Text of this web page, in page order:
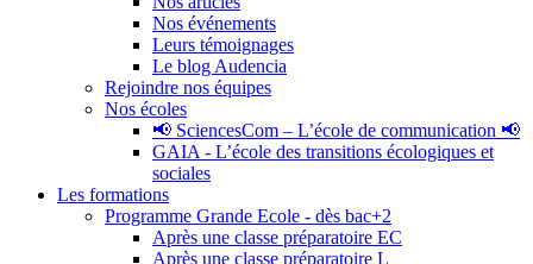
Nos événements
Leurs témoignages
Le blog Audencia
Rejoindre nos équipes
Nos écoles
📢 SciencesCom – L’école de communication 📢
GAIA - L’école des transitions écologiques et
sociales
Les formations
Programme Grande Ecole - dès bac+2
Après une classe préparatoire EC
Après une classe préparatoire L